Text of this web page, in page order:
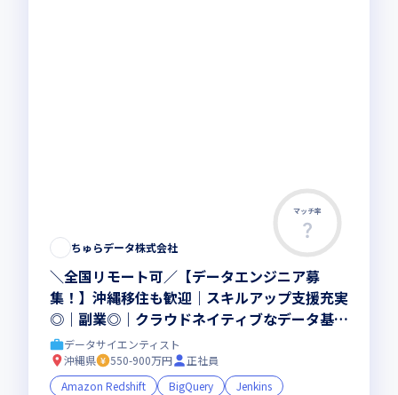
マッチ率
ちゅらデータ株式会社
＼全国リモート可／【データエンジニア募
集！】沖縄移住も歓迎｜スキルアップ支援充実
◎｜副業◎｜クラウドネイティブなデータ基盤
構築に挑戦！大規模データ処理でスキルアップ
できる環境です！
データサイエンティスト
沖縄県
550-900万円
正社員
Amazon Redshift
BigQuery Jenkins